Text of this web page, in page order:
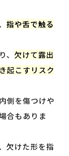
指や舌で触る
欠けて露出
起こすリスク
側を傷つけや
合もありま
欠けた形を指